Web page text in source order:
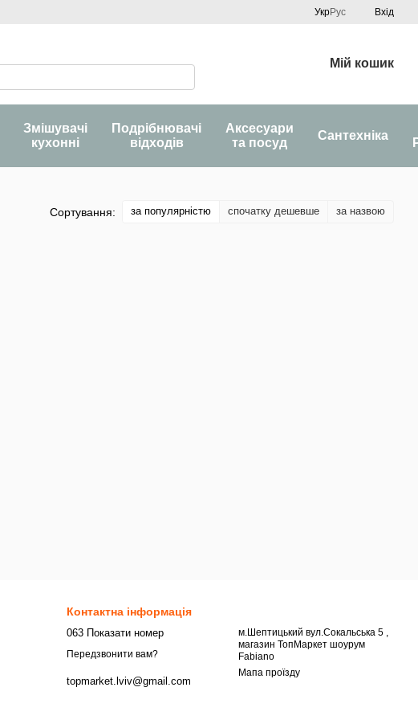
УкрРус Вхід
Мій кошик
Змішувачі
кухонні
Подрібнювачі
відходів
Аксесуари
та посуд
Сантехніка
Сортування: за популярністю спочатку дешевше за назвою
Контактна інформація
063 Показати номер
Передзвонити вам?
topmarket.lviv@gmail.com
м.Шептицький вул.Сокальська 5 ,
магазин ТопМаркет шоурум
Fabiano
Мапа проїзду